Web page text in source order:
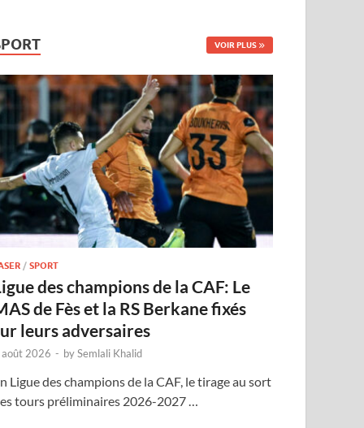
VOIR PLUS
/SPORT
des champions de la CAF: Le
de Fès et la RS Berkane fixés
leurs adversaires
2026 - bySemlali Khalid
Ligue des champions de la CAF, le tirage au sort
tours préliminaires 2026-2027 …